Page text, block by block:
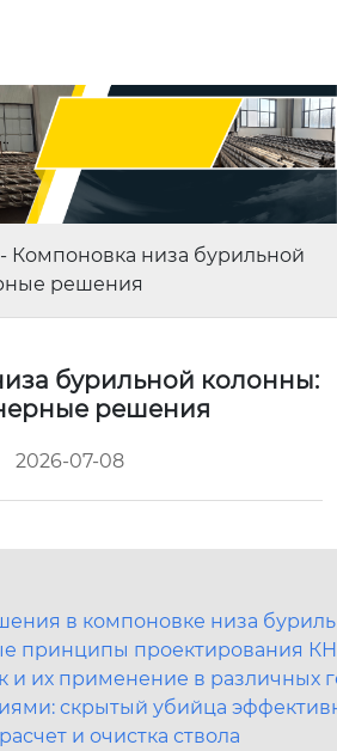
- Компоновка низа бурильной
решения
бурильной колонны:
решения
2026-07-08
в компоновке низа
принципы проектирования
их применение в различных
скрытый убийца
и очистка ствола